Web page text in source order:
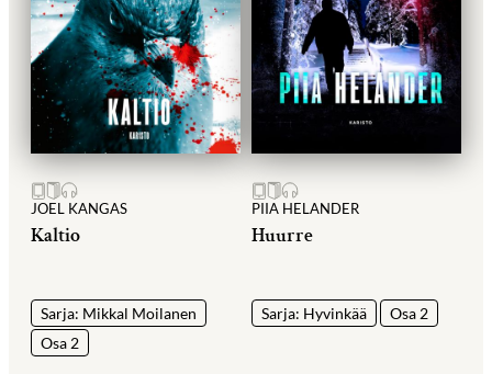
JOEL KANGAS
Kaltio
Sarja: Mikkal Moilanen
Osa 2
PIIA HELANDER
Huurre
Sarja: Hyvinkää Osa 2